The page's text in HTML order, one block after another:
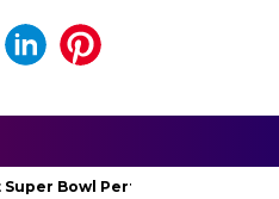
Performances, New Albums,